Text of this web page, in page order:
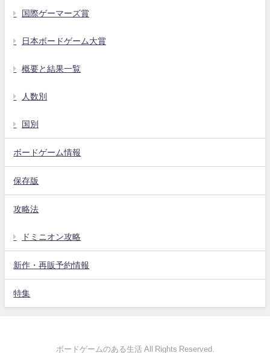
国際ゲーマーズ賞
日本ボードゲーム大賞
概要と結果一覧
人数別
国別
ボードゲーム情報
保存版
攻略法
ドミニオン攻略
新作・再販予約情報
特集
ボードゲームのある生活 All Rights Reserved.